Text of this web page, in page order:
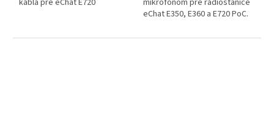
kábla pre eChat E720
mikrofónom pre rádiostanice
eChat E350, E360 a E720 PoC.
Typ konektora: USB C.